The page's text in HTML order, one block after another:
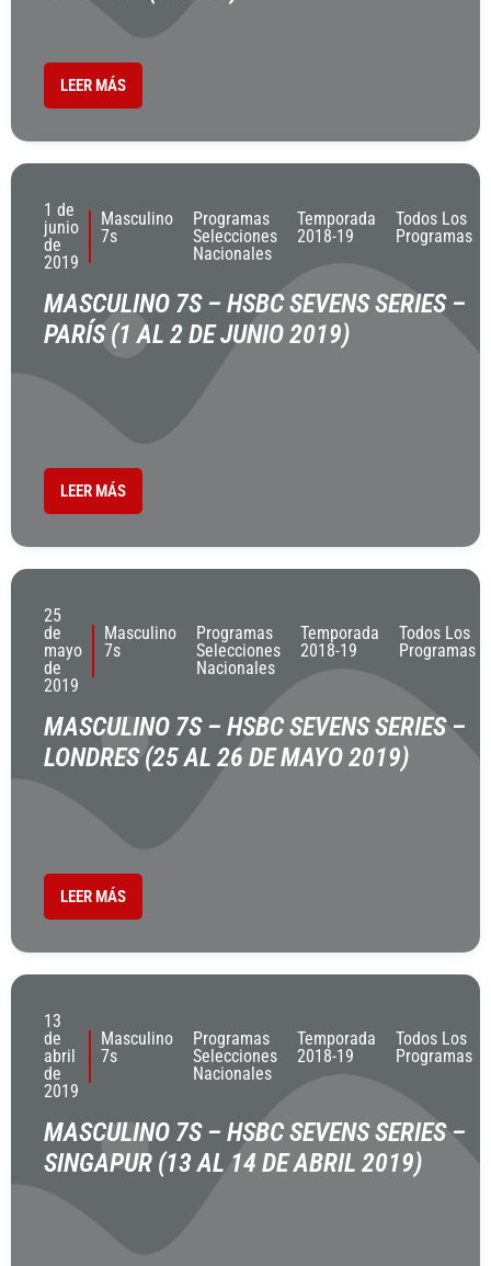
LEER MÁS
1 de
junio
de
2019
Masculino
7s
Programas
Selecciones
Nacionales
Temporada
2018-19
Todos Los
Programas
MASCULINO 7S – HSBC SEVENS SERIES –
PARÍS (1 AL 2 DE JUNIO 2019)
LEER MÁS
25
de
mayo
de
2019
Masculino
7s
Programas
Selecciones
Nacionales
Temporada
2018-19
Todos Los
Programas
MASCULINO 7S – HSBC SEVENS SERIES –
LONDRES (25 AL 26 DE MAYO 2019)
LEER MÁS
13
de
abril
de
2019
Masculino
7s
Programas
Selecciones
Nacionales
Temporada
2018-19
Todos Los
Programas
MASCULINO 7S – HSBC SEVENS SERIES –
SINGAPUR (13 AL 14 DE ABRIL 2019)